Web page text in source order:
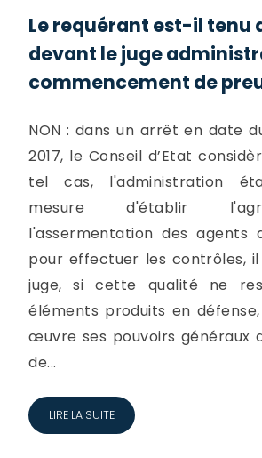
Le requérant est-il tenu
devant le juge
commencement de
NON : dans un arrêt en date
2017, le Conseil d’Etat
tel cas, l'administration
mesure d'établir
l'assermentation des agents
pour effectuer les contrôles,
juge, si cette qualité ne
éléments produits en
œuvre ses pouvoirs généraux
de...
LIRE LA SUITE